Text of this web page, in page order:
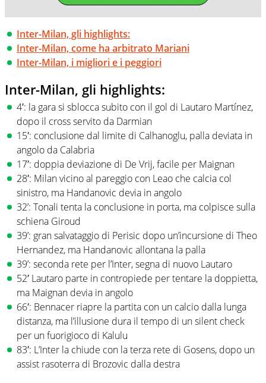
Inter-Milan, gli highlights:
Inter-Milan, come ha arbitrato Mariani
Inter-Milan, i migliori e i peggiori
Inter-Milan, gli highlights:
4′: la gara si sblocca subito con il gol di Lautaro Martínez,
dopo il cross servito da Darmian
15′: conclusione dal limite di Calhanoglu, palla deviata in
angolo da Calabria
17′: doppia deviazione di De Vrij, facile per Maignan
28′: Milan vicino al pareggio con Leao che calcia col
sinistro, ma Handanovic devia in angolo
32’: Tonali tenta la conclusione in porta, ma colpisce sulla
schiena Giroud
39’: gran salvataggio di Perisic dopo un’incursione di Theo
Hernandez, ma Handanovic allontana la palla
39’: seconda rete per l’Inter, segna di nuovo Lautaro
52′ Lautaro parte in contropiede per tentare la doppietta,
ma Maignan devia in angolo
66′: Bennacer riapre la partita con un calcio dalla lunga
distanza, ma l’illusione dura il tempo di un silent check
per un fuorigioco di Kalulu
83′: L’Inter la chiude con la terza rete di Gosens, dopo un
assist rasoterra di Brozovic dalla destra